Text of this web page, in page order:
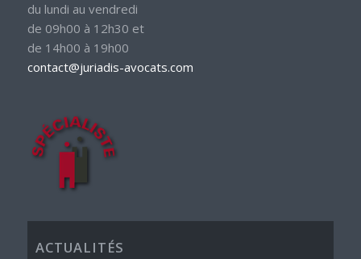
du lundi au vendredi
de 09h00 à 12h30 et
de 14h00 à 19h00
contact@juriadis-avocats.com
ACTUALITÉS